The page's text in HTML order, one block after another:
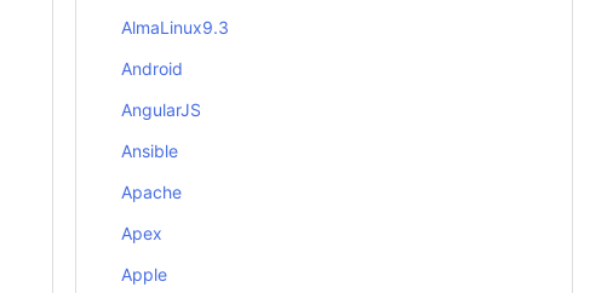
AlmaLinux9.3
Android
AngularJS
Ansible
Apache
Apex
Apple